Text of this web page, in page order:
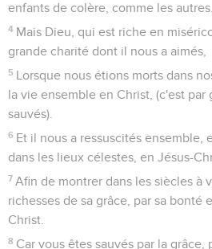
enfants de colère, comme les autres.
4 Mais Dieu, qui est riche en
grande charité dont il nous a aimés,
5 Lorsque nous étions morts dans
la vie ensemble en Christ, (c'est par
sauvés).
6 Et il nous a ressuscités ensemble,
dans les lieux célestes, en Jésus-
7 Afin de montrer dans les siècles à
richesses de sa grâce, par sa bonté
Christ.
8 Car vous êtes sauvés par la grâce,